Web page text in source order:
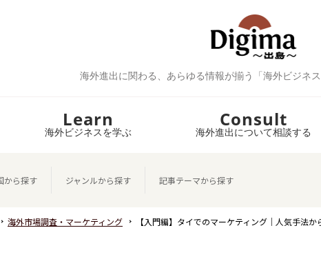
海外進出に関わる、あらゆる情報が揃う「海外ビジネ
Learn
海外ビジネスを学ぶ
Consult
海外進出について相談する
から探す ジャンルから探す 記事テーマから探す
海外市場調査・マーケティング 【入門編】タイでのマーケティング｜人気手法